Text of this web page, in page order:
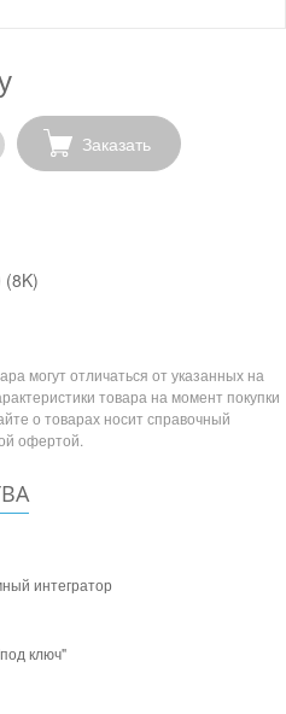
Заказать
(8K)
могут отличаться от указанных на
товара на момент покупки
о товарах носит справочный
офертой.
интегратор
ключ"